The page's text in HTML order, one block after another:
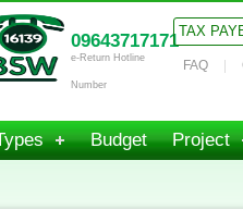
09643717171
e-Return Hotline
Number
TAX
FAQ
Budget Project